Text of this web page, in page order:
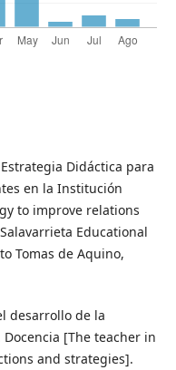
Didáctica para
en la Institución
to improve relations
Educational
Tomas de Aquino,
desarrollo de la
[The teacher in
and strategies].